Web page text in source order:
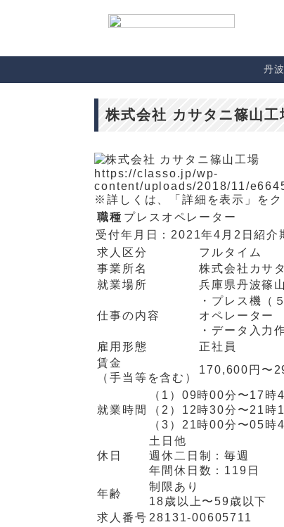
丹
株式会社 カサタニ篠山工
https://classo.jp/wp-
content/uploads/2018/11/
※詳しくは、「詳細を表示」をク
職種 プレスオペレーター
受付年月日： 2021年4月2日紹介
求人区分
フルタイム
事業所名
株式会社カサ
就業場所
兵庫県丹波篠
仕事の内容
・プレス機（
オペレーター
・データ入力
雇用形態
正社員
賃金
（手当等を含む）
170,600円〜
就業時間
（1） 09時00分〜17時
（2） 12時30分〜21時
（3） 21時00分〜05時
休日
土日他
週休二日制：毎週
年間休日数： 119日
年齢
制限あり
18歳以上〜59歳以下
求人番号 28131-00605711